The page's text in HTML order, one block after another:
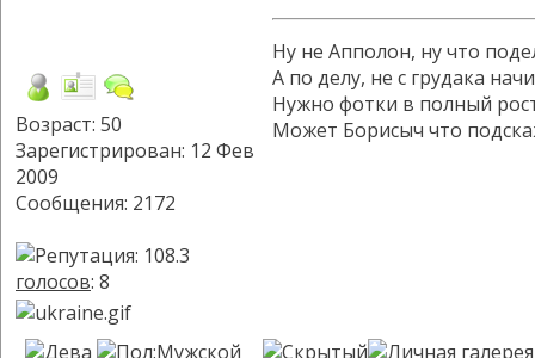
Возраст: 50
Зарегистрирован: 12 Фев
2009
Сообщения: 2172
голосов: 8
Ну не Апполон, ну что
А по делу, не с грудака
Нужно фотки в полный
Может Борисыч что